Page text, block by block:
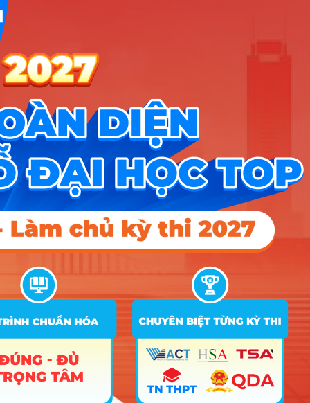
Tra cứu đề án tuyển sinh
Tư vấn hướng nghiệp
Tin tức
Tin giáo dục nổi bật
Tin tuyển sinh vào 10
Tin tuyển sinh Đại học
Về chúng tôi
Liên hệ
Điều khoản dịch vụ